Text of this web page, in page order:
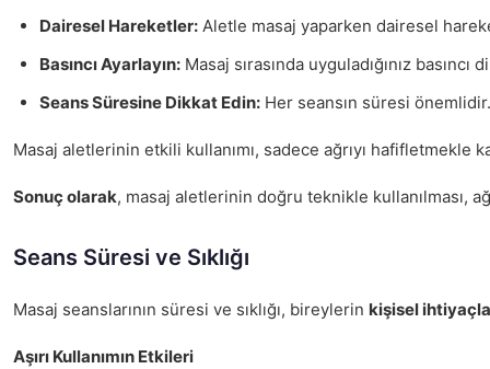
Dairesel Hareketler: Aletle masaj yaparken dairesel
Basıncı Ayarlayın: Masaj sırasında uyguladığınız
Seans Süresine Dikkat Edin: Her seansın süresi
Masaj aletlerinin etkili kullanımı, sadece ağrıyı hafifletmekle
Sonuç olarak, masaj aletlerinin doğru teknikle kullanılması,
Seans Süresi ve Sıklığı
Masaj seanslarının süresi ve sıklığı, bireylerin kişisel
Aşırı Kullanımın Etkileri